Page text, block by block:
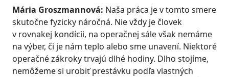
Mária Groszmannová: Naša práca je v tomto smere
skutočne fyzicky náročná. Nie vždy je človek
v rovnakej kondícii, na operačnej sále však nemáme
na výber, či je nám teplo alebo sme unavení. Niektoré
operačné zákroky trvajú dlhé hodiny. Dlho stojíme,
nemôžeme si urobiť prestávku podľa vlastných